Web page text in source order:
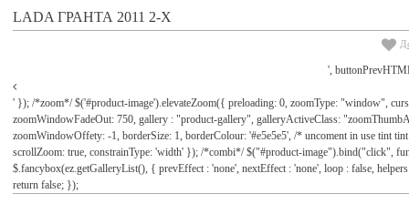
LADA ГРАНТА 2011 2-Х
',
' }); /*zoom*/ $('#product-image').elevateZoom({ preloading: 0, zoomType: "window",
zoomWindowFadeOut: 750, gallery : "product-gallery", galleryActiveClass:
zoomWindowOffety: -1, borderSize: 1, borderColour: '#e5e5e5', /* uncoment in use tint
scrollZoom: true, constrainType: 'width' }); /*combi*/ $("#product-image").bind("click",
$.fancybox(ez.getGalleryList(), { prevEffect : 'none', nextEffect : 'none', loop : false,
return false; });